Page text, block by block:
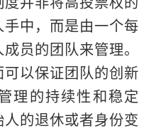
中，而是由一个每
员的团队来管理。
以保证团队的创新
理的持续性和稳定
的退休或者身份变